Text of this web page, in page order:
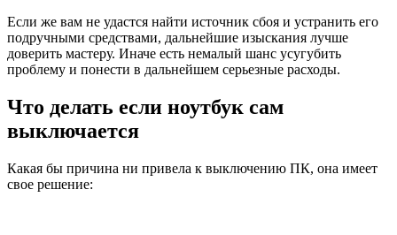
Если же вам не удастся найти источник сбоя и устранить его
подручными средствами, дальнейшие изыскания лучше
доверить мастеру. Иначе есть немалый шанс усугубить
проблему и понести в дальнейшем серьезные расходы.
Что делать если ноутбук сам
выключается
Какая бы причина ни привела к выключению ПК, она имеет
свое решение: